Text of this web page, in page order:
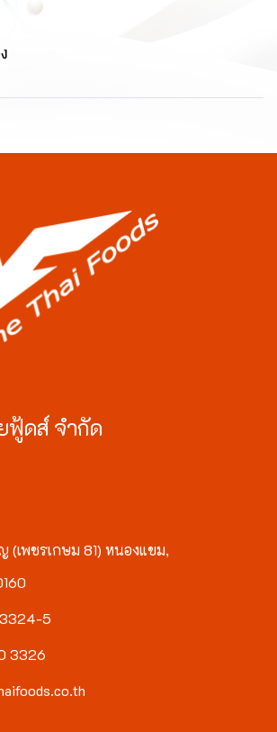
ฟู้ดส์ จำกัด
(เพชรเกษม 81) หนองแขม,
5
3326